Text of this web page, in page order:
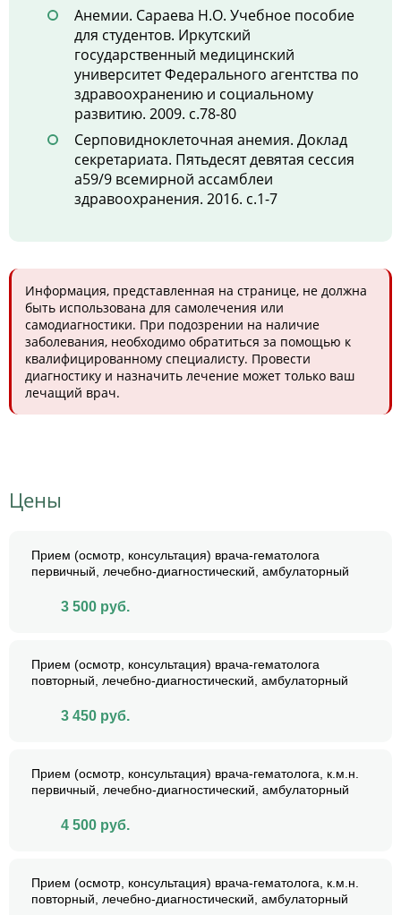
Анемии. Сараева Н.О. Учебное пособие
для студентов. Иркутский
государственный медицинский
университет Федерального агентства по
здравоохранению и социальному
развитию. 2009. с.78-80
Серповидноклеточная анемия. Доклад
секретариата. Пятьдесят девятая сессия
a59/9 всемирной ассамблеи
здравоохранения. 2016. с.1-7
Информация, представленная на странице, не должна
быть использована для самолечения или
самодиагностики. При подозрении на наличие
заболевания, необходимо обратиться за помощью к
квалифицированному специалисту. Провести
диагностику и назначить лечение может только ваш
лечащий врач.
Цены
Прием (осмотр, консультация) врача-гематолога
первичный, лечебно-диагностический, амбулаторный
3 500 руб.
Прием (осмотр, консультация) врача-гематолога
повторный, лечебно-диагностический, амбулаторный
3 450 руб.
Прием (осмотр, консультация) врача-гематолога, к.м.н.
первичный, лечебно-диагностический, амбулаторный
4 500 руб.
Прием (осмотр, консультация) врача-гематолога, к.м.н.
повторный, лечебно-диагностический, амбулаторный